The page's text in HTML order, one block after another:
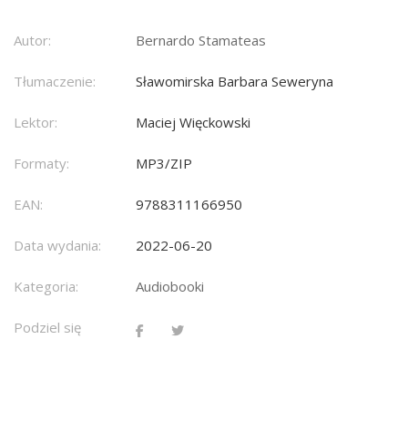
Autor: Bernardo Stamateas
Tłumaczenie: Sławomirska Barbara Seweryna
Lektor: Maciej Więckowski
Formaty: MP3/ZIP
EAN: 9788311166950
Data wydania: 2022-06-20
Kategoria: Audiobooki
Podziel się